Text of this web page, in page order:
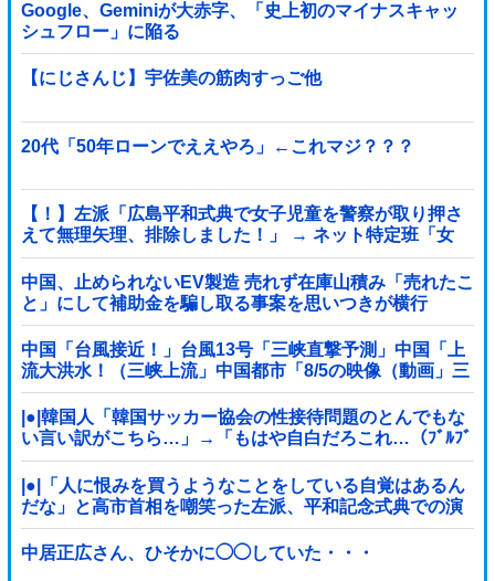
Google、Geminiが大赤字、「史上初のマイナスキャッ
シュフロー」に陥る
【にじさんじ】宇佐美の筋肉すっご他
20代「50年ローンでええやろ」←これマジ？？？
【！】左派「広島平和式典で女子児童を警察が取り押さ
えて無理矢理、排除しました！」 → ネット特定班「女
児？全学連のプロ活動家では？」
中国、止められないEV製造 売れず在庫山積み「売れたこ
と」にして補助金を騙し取る事案を思いつきが横行
中国「台風接近！」台風13号「三峡直撃予測」中国「上
流大洪水！（三峡上流」中国都市「8/5の映像（動画」三
峡ダム「緊急放流（決壊危機」中国「下流大水害（震え
声」→
|●|韓国人「韓国サッカー協会の性接待問題のとんでもな
い言い訳がこちら…」→「もはや自白だろこれ…（ﾌﾞﾙﾌﾞ
ﾙ」＝韓国の反応
|●|「人に恨みを買うようなことをしている自覚はあるん
だな」と高市首相を嘲笑った左派、平和記念式典での演
説にケチを付けるも……
中居正広さん、ひそかに◯◯していた・・・